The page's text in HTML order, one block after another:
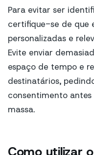
Para evitar ser
certifique-se de que
personalizadas e
Evite enviar
espaço de tempo e
destinatários,
consentimento
massa.
Como utilizar